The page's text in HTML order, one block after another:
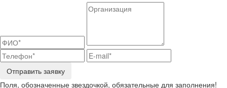
Отправить заявку
Поля, обозначенные звездочкой, обязательные для заполнения!